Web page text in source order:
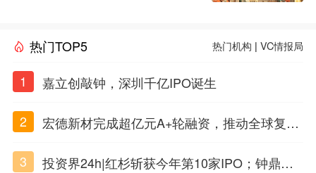
热门TOP5 热门机构 |VC情报局
1 嘉立创敲钟，深圳千亿IPO诞生
2
宏德新材完成超亿元A+轮融资，推动全球复合
3
投资界24h|红杉斩获今年第10家IPO；钟鼎投